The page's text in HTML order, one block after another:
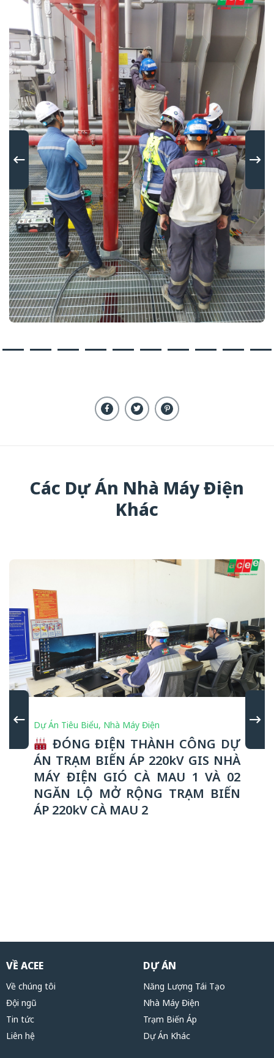
Các Dự Án Nhà Máy Điện
Khác
Dự Án Tiêu Biểu, Nhà Máy Điện
ĐÓNG ĐIỆN THÀNH CÔNG DỰ
ÁN TRẠM BIẾN ÁP 220kV GIS NHÀ
MÁY ĐIỆN GIÓ CÀ MAU 1 VÀ 02
NGĂN LỘ MỞ RỘNG TRẠM BIẾN
ÁP 220kV CÀ MAU 2
VỀ ACEE
Về chúng tôi
Đội ngũ
Tin tức
Liên hệ
DỰ ÁN
Năng Lượng Tái Tạo
Nhà Máy Điện
Trạm Biến Áp
Dự Án Khác